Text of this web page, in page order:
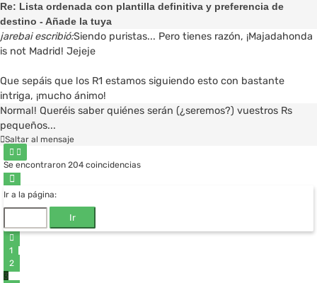
Re: Lista ordenada con plantilla definitiva y preferencia de
destino - Añade la tuya
jarebai escribió:Siendo puristas... Pero tienes razón, ¡Majadahonda
is not Madrid! Jejeje
Que sepáis que los R1 estamos siguiendo esto con bastante
intriga, ¡mucho ánimo!
Normal! Queréis saber quiénes serán (¿seremos?) vuestros Rs
pequeños...
Saltar al mensaje
Se encontraron 204 coincidencias
Página
3
de
14
Ir a la página:
Anterior
1
2
3